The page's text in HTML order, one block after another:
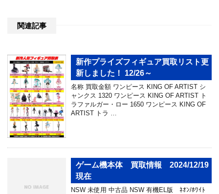
関連記事
新作プライズフィギュア買取リスト更
新しました！ 12/26～
名称 買取金額 ワンピース KING OF ARTIST シ
ャンクス 1320 ワンピース KING OF ARTIST ト
ラファルガー・ロー 1650 ワンピース KING OF
ARTIST トラ …
ゲーム機本体 買取情報 2024/12/19
現在
NSW 未使用 中古品 NSW 有機EL版 ﾈｵﾝ/ﾎﾜｲﾄ